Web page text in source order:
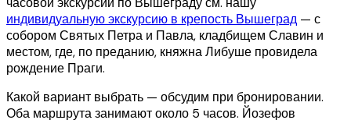
индивидуальную экскурсию в крепость Вышеград — с
собором Святых Петра и Павла, кладбищем Славин и
местом, где, по преданию, княжна Либуше провидела
рождение Праги.
Какой вариант выбрать — обсудим при бронировании.
Оба маршрута занимают около 5 часов. Йозефов